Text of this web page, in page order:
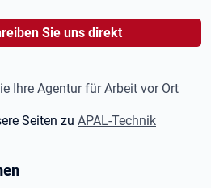
Sie uns direkt
Ihre Agentur für Arbeit vor Ort
Seiten zu APAL-Technik